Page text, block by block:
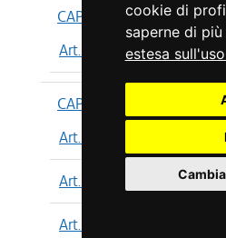
cookie di
saperne di
estesa
CAPO I
Art. 199
CAPO II
Art. 200
Art. 201
Art. 202